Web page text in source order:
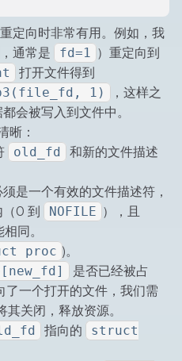
定向时非常有用。例如，我
，通常是 fd=1 ）重定向到
打开文件得到
1)
，这样之
会被写入到文件中。
晰：
old_fd
和新的文件描述
须是一个有效的文件描述符，
（0 到 NOFILE ），且
同。
proc )。
是否已经被占
了一个打开的文件，我们需
其关闭，释放资源。
指向的
struct